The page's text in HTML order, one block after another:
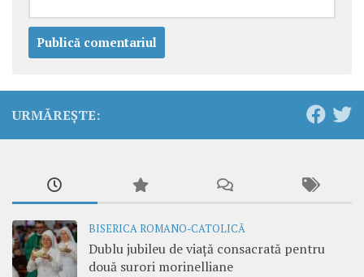
URMĂREȘTE:
BISERICA ROMANO-CATOLICĂ
Dublu jubileu de viață consacrată pentru
două surori morinelliane